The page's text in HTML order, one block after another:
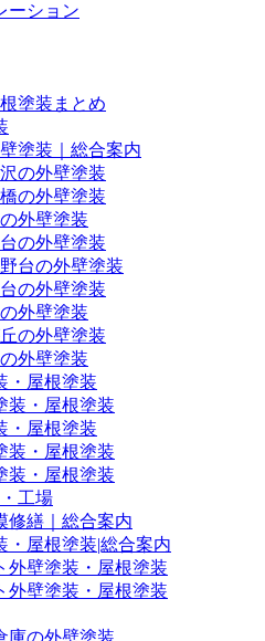
ーション
塗装まとめ
塗装｜総合案内
の外壁塗装
の外壁塗装
外壁塗装
の外壁塗装
台の外壁塗装
の外壁塗装
外壁塗装
の外壁塗装
外壁塗装
・屋根塗装
装・屋根塗装
・屋根塗装
装・屋根塗装
装・屋根塗装
工場
修繕｜総合案内
・屋根塗装|総合案内
外壁塗装・屋根塗装
外壁塗装・屋根塗装
庫の外壁塗装